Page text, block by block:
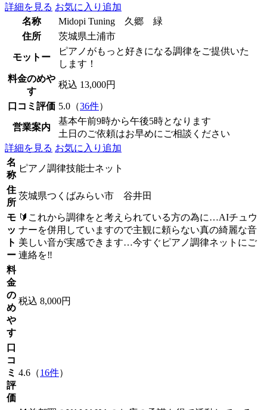
詳細を見る お気に入り追加
名称
Midopi Tuning 久郷 緑
住所
茨城県土浦市
モットー
ピアノがもっと好きになる調律をご提供いた
します！
料金のめや
す
税込 13,000円
口コミ評価 5.0（36件）
営業案内
基本午前9時から午後5時となります
土日のご依頼はお早めにご相談ください
詳細を見る お気に入り追加
名
称
ピアノ調律技能士ネット
住
所
茨城県つくばみらい市 谷井田
モ
ッ
ト
ー
🔰これから調律をと考えられている方の為に…AIチュウ
ナーを併用していますので主観に頼らない真の綺麗な音
美しい音が実感できます…今すぐピアノ調律ネットにご
連絡を‼️
料
金
の
め
や
す
税込 8,000円
口
コ
ミ
評
価
4.6（16件）